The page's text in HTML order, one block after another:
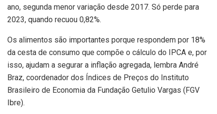
ano, segunda menor variação desde 2017. Só perde para
2023, quando recuou 0,82%.
Os alimentos são importantes porque respondem por 18%
da cesta de consumo que compõe o cálculo do IPCA e, por
isso, ajudam a segurar a inflação agregada, lembra André
Braz, coordenador dos Índices de Preços do Instituto
Brasileiro de Economia da Fundação Getulio Vargas (FGV
Ibre).